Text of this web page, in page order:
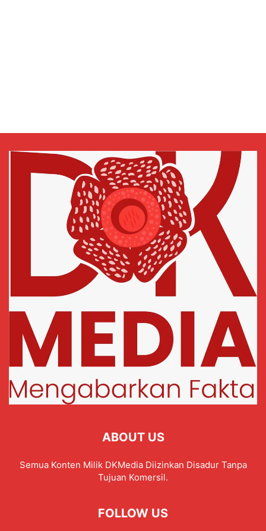
ABOUT US
Semua Konten Milik DKMedia Diizinkan Disadur Tanpa
Tujuan Komersil.
FOLLOW US